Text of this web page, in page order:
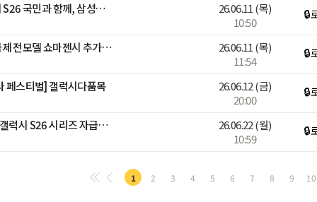
안정환, 김남일 출연!갤럭시 S26 국민과 함께, 삼성전자 감사 페스티벌 26.06.11 (목)
10:50
🔒
📱[브랜드위크]갤럭시 자급제 전모델 쇼마젠시 추가적립 라이브📱 26.06.11 (목)
11:54
🔒
페스티벌] 갤럭시다품목 26.06.12(금)
20:00
🔒
[디지털어워즈][블루밍] 🎉갤럭시 S26 시리즈 자급제폰 라이브🎉 26.06.22(월)
10:59
🔒
1 2 3 4 5 6 7 8 9 10